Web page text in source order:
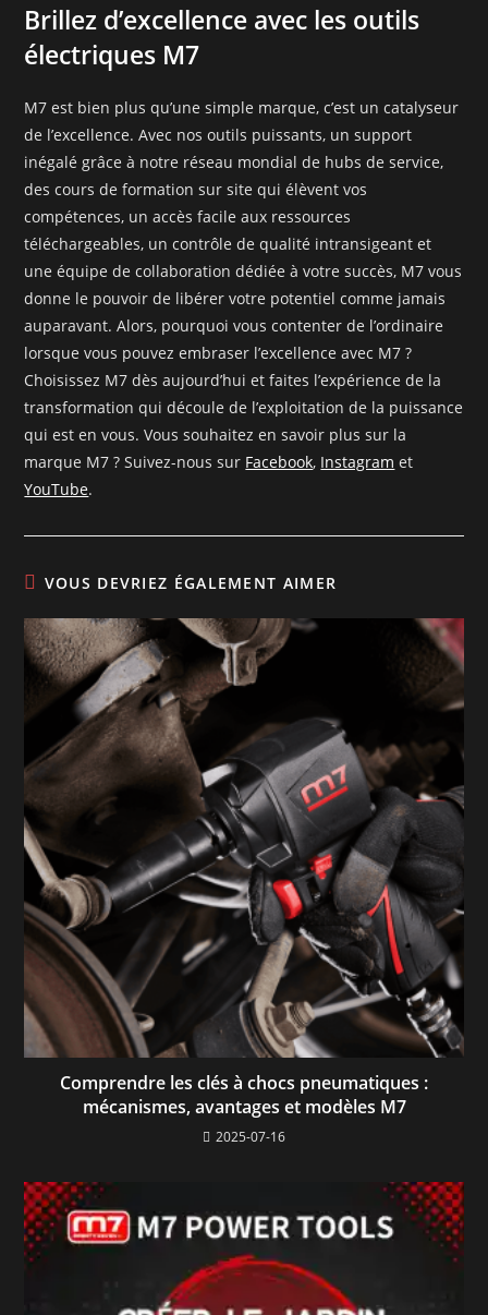
Brillez d’excellence avec les outils
électriques M7
M7 est bien plus qu’une simple marque, c’est un catalyseur
de l’excellence. Avec nos outils puissants, un support
inégalé grâce à notre réseau mondial de hubs de service,
des cours de formation sur site qui élèvent vos
compétences, un accès facile aux ressources
téléchargeables, un contrôle de qualité intransigeant et
une équipe de collaboration dédiée à votre succès, M7 vous
donne le pouvoir de libérer votre potentiel comme jamais
auparavant. Alors, pourquoi vous contenter de l’ordinaire
lorsque vous pouvez embraser l’excellence avec M7 ?
Choisissez M7 dès aujourd’hui et faites l’expérience de la
transformation qui découle de l’exploitation de la puissance
qui est en vous. Vous souhaitez en savoir plus sur la
marque M7 ? Suivez-nous sur Facebook, Instagram et
YouTube.
VOUS DEVRIEZ ÉGALEMENT AIMER
Comprendre les clés à chocs pneumatiques :
mécanismes, avantages et modèles M7
2025-07-16